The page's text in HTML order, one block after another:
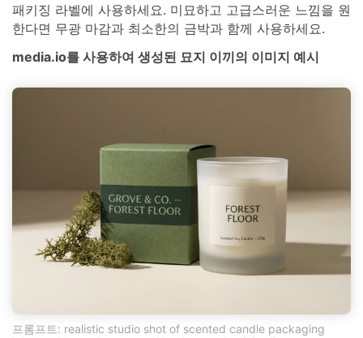
패키징 라벨에 사용하세요. 미묘하고 고급스러운 느낌을 원
한다면 무광 마감과 최소한의 금박과 함께 사용하세요.
media.io를 사용하여 생성된 묘지 이끼의 이미지 예시
프롬프트: realistic studio shot of scented candle packaging